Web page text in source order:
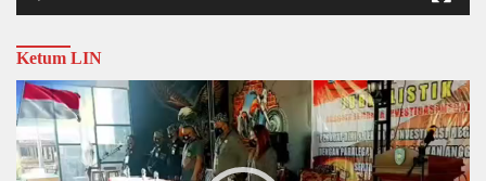
Ketum LIN
Video
Player